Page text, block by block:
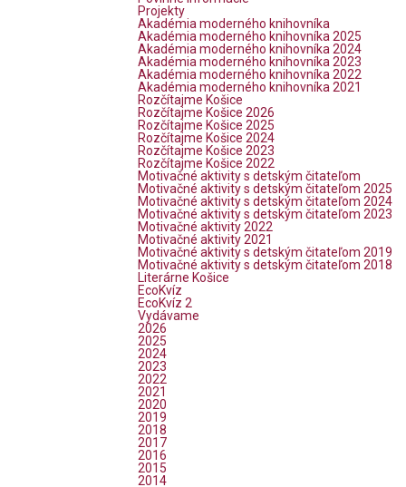
Projekty
Akadémia moderného knihovníka
Akadémia moderného knihovníka 2025
Akadémia moderného knihovníka 2024
Akadémia moderného knihovníka 2023
Akadémia moderného knihovníka 2022
Akadémia moderného knihovníka 2021
Rozčítajme Košice
Rozčítajme Košice 2026
Rozčítajme Košice 2025
Rozčítajme Košice 2024
Rozčítajme Košice 2023
Rozčítajme Košice 2022
Motivačné aktivity s detským čitateľom
Motivačné aktivity s detským čitateľom 2025
Motivačné aktivity s detským čitateľom 2024
Motivačné aktivity s detským čitateľom 2023
Motivačné aktivity 2022
Motivačné aktivity 2021
Motivačné aktivity s detským čitateľom 2019
Motivačné aktivity s detským čitateľom 2018
Literárne Košice
EcoKvíz
EcoKvíz 2
Vydávame
2026
2025
2024
2023
2022
2021
2020
2019
2018
2017
2016
2015
2014